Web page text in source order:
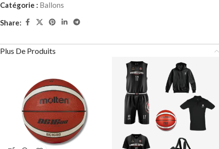
Catégorie : Ballons
Share:
Plus De Produits